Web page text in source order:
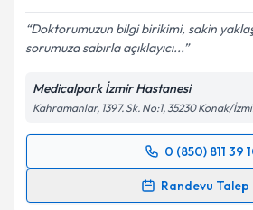
Kişisel verilerimin işlenmesine
Metni'ni okudum ve kişisel
kapsamda işlenmesini kabul
Takvim Talebini
Doktorumuzun bilgi birikimi, sakin
sorumuza sabırla açıklayıcı...
Medicalpark İzmir Hastanesi
Kahramanlar, 1397. Sk. No:1, 35230 Konak/
0 (850) 811 39
Randevu Talep
Randevu Takvimi Talebi